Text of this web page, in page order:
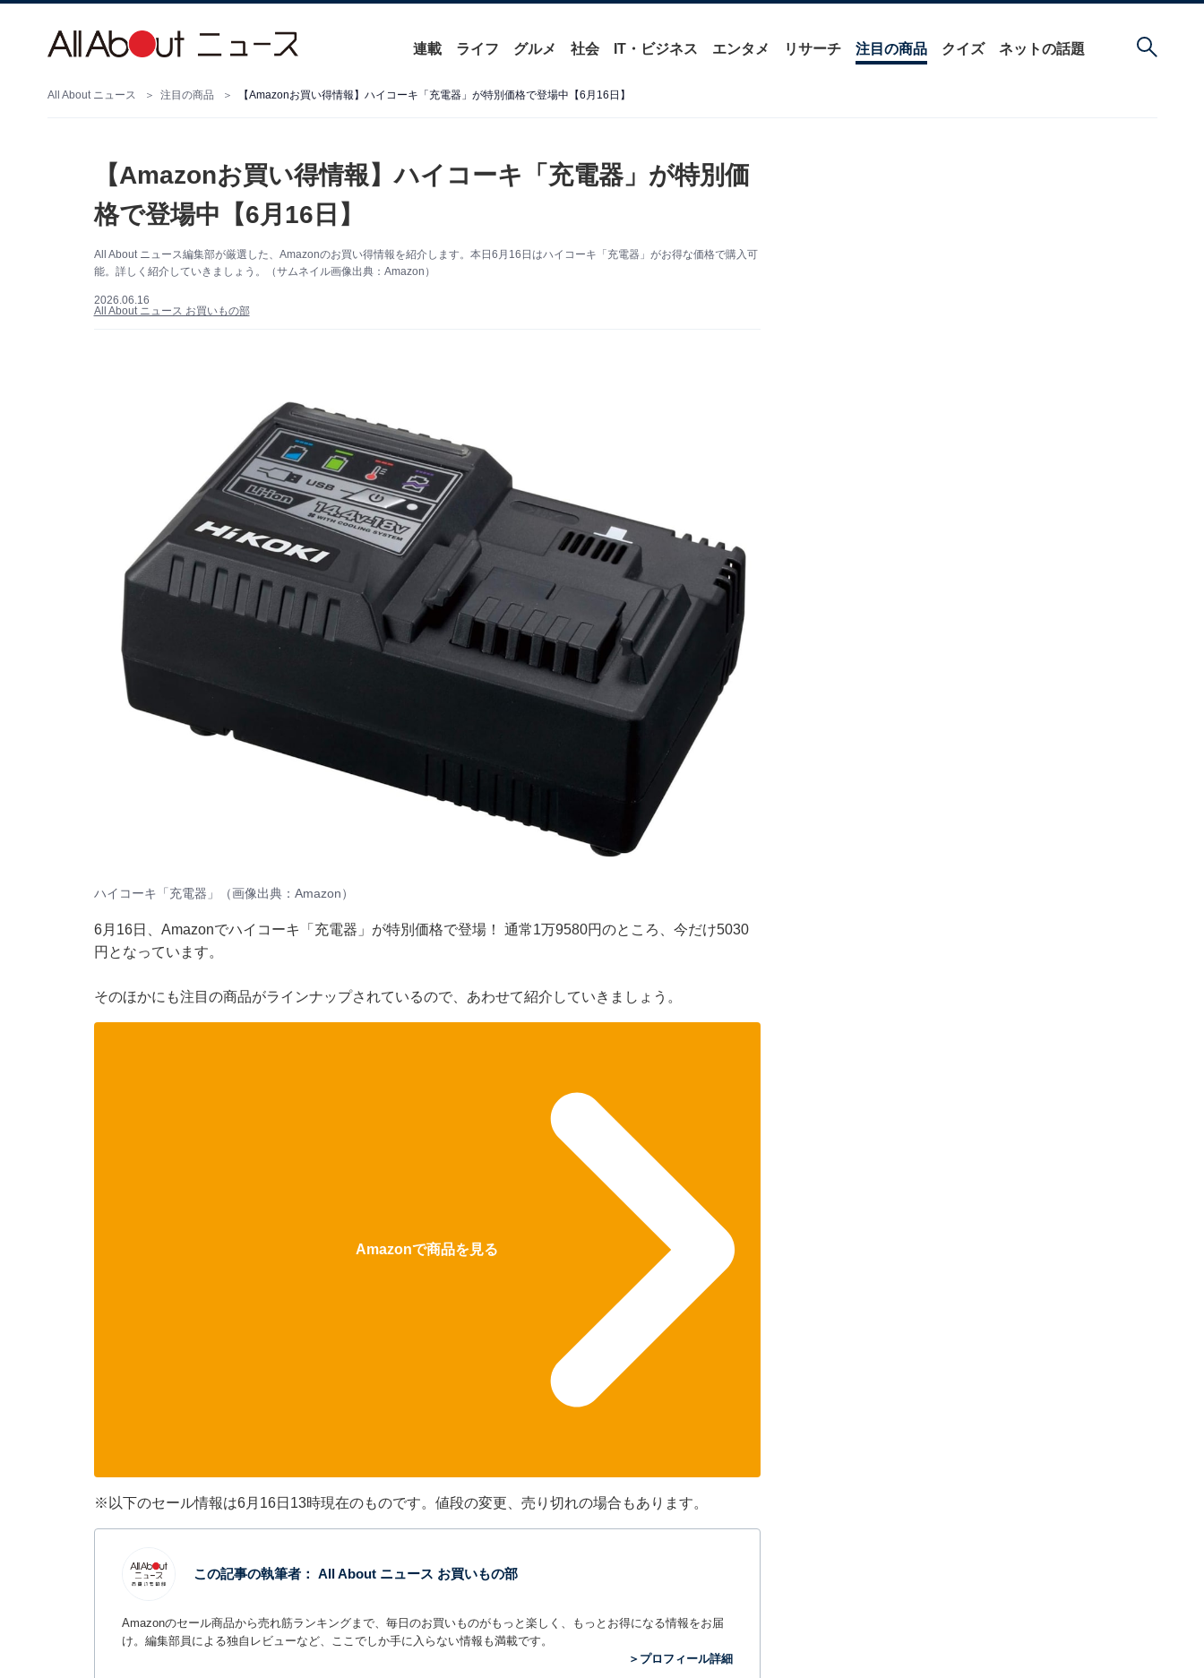
連載 ライフ グルメ 社会 IT・ビジネス エンタメ リサーチ 注目の商品 クイズ ネットの話題
All About ニュース 注目の商品 【Amazonお買い得情報】ハイコーキ「充電器」が特別価格で登場中【6月16日】
【Amazonお買い得情報】ハイコーキ「充電器」が特別価
格で登場中【6月16日】
All About ニュース編集部が厳選した、Amazonのお買い得情報を紹介します。本日6月16日はハイコーキ「充電器」がお得な価格で購入可
能。詳しく紹介していきましょう。（サムネイル画像出典：Amazon）
2026.06.16
All About ニュース お買いもの部
ハイコーキ「充電器」（画像出典：Amazon）
6月16日、Amazonでハイコーキ「充電器」が特別価格で登場！ 通常1万9580円のところ、今だけ5030
円となっています。
そのほかにも注目の商品がラインナップされているので、あわせて紹介していきましょう。
Amazonで商品を見る
※以下のセール情報は6月16日13時現在のものです。値段の変更、売り切れの場合もあります。
この記事の執筆者： All About ニュース お買いもの部
Amazonのセール商品から売れ筋ランキングまで、毎日のお買いものがもっと楽しく、もっとお得になる情報をお届
け。編集部員による独自レビューなど、ここでしか手に入らない情報も満載です。
＞プロフィール詳細